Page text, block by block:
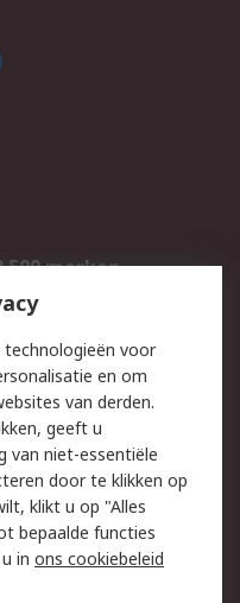
merken
veiligheid
technologieën voor
en om
van derden.
geeft u
van niet-essentiële
door te klikken op
klikt u op "Alles
bepaalde functies
in ons cookiebeleid